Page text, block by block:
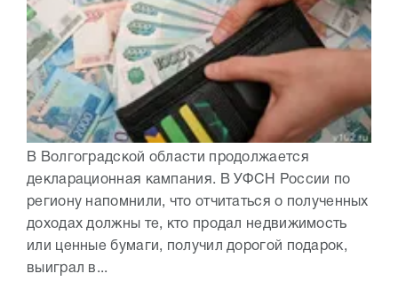
В Волгоградской области продолжается
декларационная кампания. В УФСН России по
региону напомнили, что отчитаться о полученных
доходах должны те, кто продал недвижимость
или ценные бумаги, получил дорогой подарок,
выиграл в...